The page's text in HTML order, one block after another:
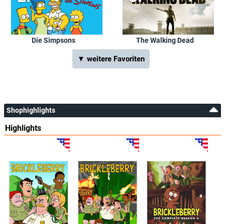
Die Simpsons The Walking Dead
▼ weitere Favoriten
Shophighlights
Highlights